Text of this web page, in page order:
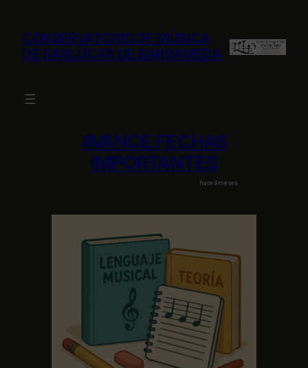
contenido
CONSERVATORIO DE MÚSICA
DE SANLÚCAR DE BARRAMEDA
AVANCE FECHAS
IMPORTANTES
hace 9 meses